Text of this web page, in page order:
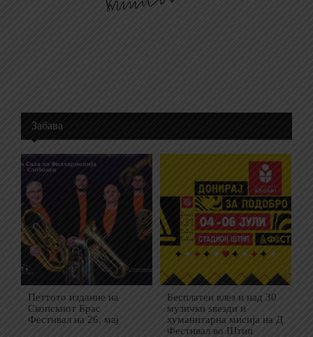
Забава
Петтото издание на
Скопскиот Брас
Фестивал на 26. мај
Бесплатен влез и над 30
музички ѕвезди и
хуманитарна мисија на Д
Фестивал во Штип